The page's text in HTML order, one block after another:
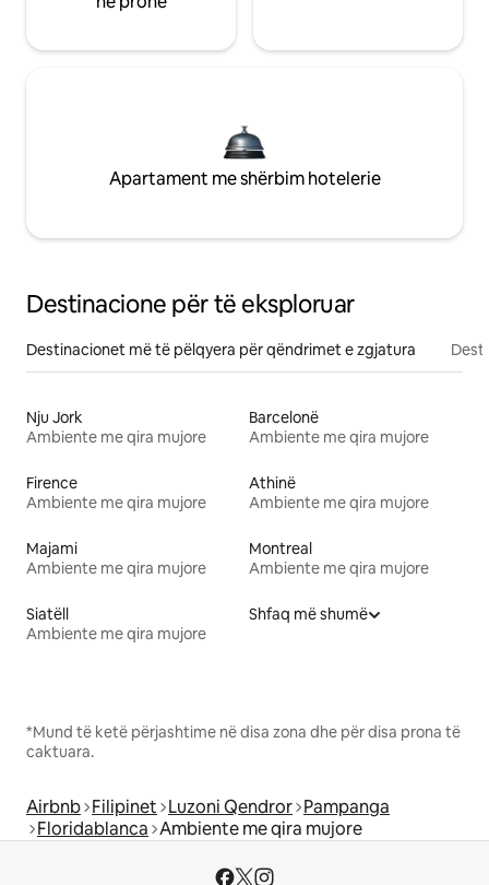
Apartament me shërbim hotelerie
Destinacione për të eksploruar
Destinacionet më të pëlqyera për qëndrimet e zgjatura
Nju Jork
Ambiente me qira mujore
Barcelonë
Ambiente me qira mujore
Firence
Ambiente me qira mujore
Athinë
Ambiente me qira mujore
Majami
Ambiente me qira mujore
Montreal
Ambiente me qira mujore
Siatëll
Ambiente me qira mujore
Shfaq më shumë
*Mund të ketë përjashtime në disa zona dhe për disa prona të
caktuara.
Airbnb Filipinet Luzoni Qendror Pampanga
Floridablanca Ambiente me qira mujore